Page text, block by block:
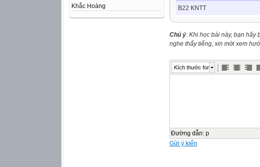
Khắc Hoàng
B22 KNTT
Chú ý: Khi học bài này, bạn hãy
nghe thấy tiếng, xin mời xem
Kích thước font
Đường dẫn: p
Gửi ý kiến